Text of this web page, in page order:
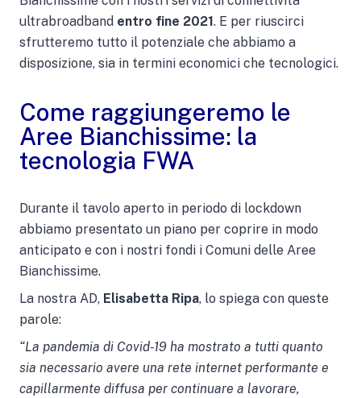
ultrabroadband entro fine 2021. E per riuscirci
sfrutteremo tutto il potenziale che abbiamo a
disposizione, sia in termini economici che tecnologici.
Come raggiungeremo le
Aree Bianchissime: la
tecnologia FWA
Durante il tavolo aperto in periodo di lockdown
abbiamo presentato un piano per coprire in modo
anticipato e con i nostri fondi i Comuni delle Aree
Bianchissime.
La nostra AD, Elisabetta Ripa, lo spiega con queste
parole:
“La pandemia di Covid-19 ha mostrato a tutti quanto
sia necessario avere una rete internet performante e
capillarmente diffusa per continuare a lavorare,